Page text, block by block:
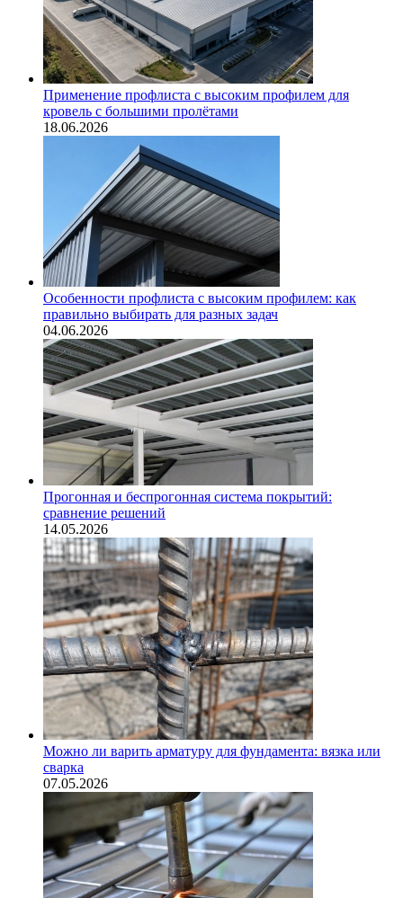
Применение профлиста с высоким профилем для
кровель с большими пролётами
18.06.2026
Особенности профлиста с высоким профилем: как
правильно выбирать для разных задач
04.06.2026
Прогонная и беспрогонная система покрытий:
сравнение решений
14.05.2026
Можно ли варить арматуру для фундамента: вязка или
сварка
07.05.2026